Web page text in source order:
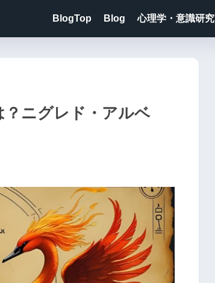
BlogTop Blog 心理学・意識研究
ニグレド・アルベ